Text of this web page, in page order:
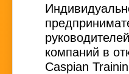
компаний в
Caspian